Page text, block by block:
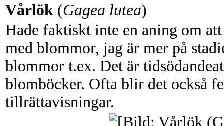
Vårlök (Gagea lutea)
Hade faktiskt inte en aning om
med blommor, jag är mer på
blommor t.ex. Det är
blomböcker. Ofta blir det också
tillrättavisningar.